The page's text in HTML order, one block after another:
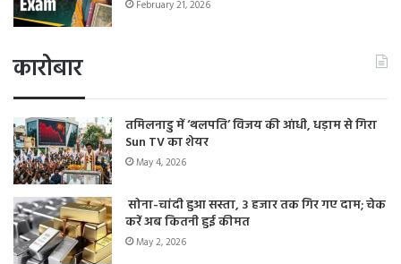
February 21, 2026
कारोबार
तमिलनाडु में ‘थलपति’ विजय की आंधी, धड़ाम से गिरा
Sun TV का शेयर
May 4, 2026
सोना-चांदी हुआ सस्ता, 3 हजार तक गिर गए दाम; चेक
करें अब कितनी हुई कीमत
May 2, 2026